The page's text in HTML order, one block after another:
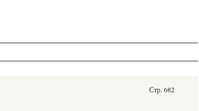
Стр. 682